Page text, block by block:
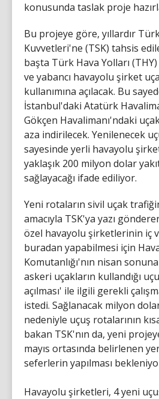
konusunda taslak proje
Bu projeye göre, yıllardır
Kuvvetleri'ne (TSK) tahsis
başta Türk Hava Yolları
ve yabancı havayolu şirket
kullanımına açılacak. Bu
İstanbul'daki Atatürk
Gökçen Havalimanı'ndaki
aza indirilecek. Yenilenecek
sayesinde yerli havayolu
yaklaşık 200 milyon dolar
sağlayacağı ifade ediliyor.
Yeni rotaların sivil uçak
amacıyla TSK'ya yazı
özel havayolu şirketlerinin iç
buradan yapabilmesi için
Komutanlığı'nın nisan
askeri uçakların kullandığı
açılması' ile ilgili gerekli
istedi. Sağlanacak milyon
nedeniyle uçuş rotalarının
bakan TSK'nın da, yeni
mayıs ortasında belirlenen
seferlerin yapılması
Havayolu şirketleri, 4 yeni